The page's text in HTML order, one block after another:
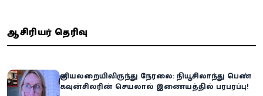
ஆசிரியர் தெரிவு
குளியலறையிலிருந்து நேரலை: நியூசிலாந்து பெண்
கவுன்சிலரின் செயலால் இணையத்தில் பரபரப்பு!